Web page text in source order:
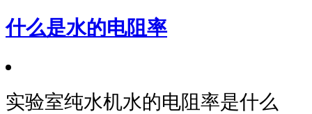
什么是水的电阻率
实验室纯水机水的电阻率是什么